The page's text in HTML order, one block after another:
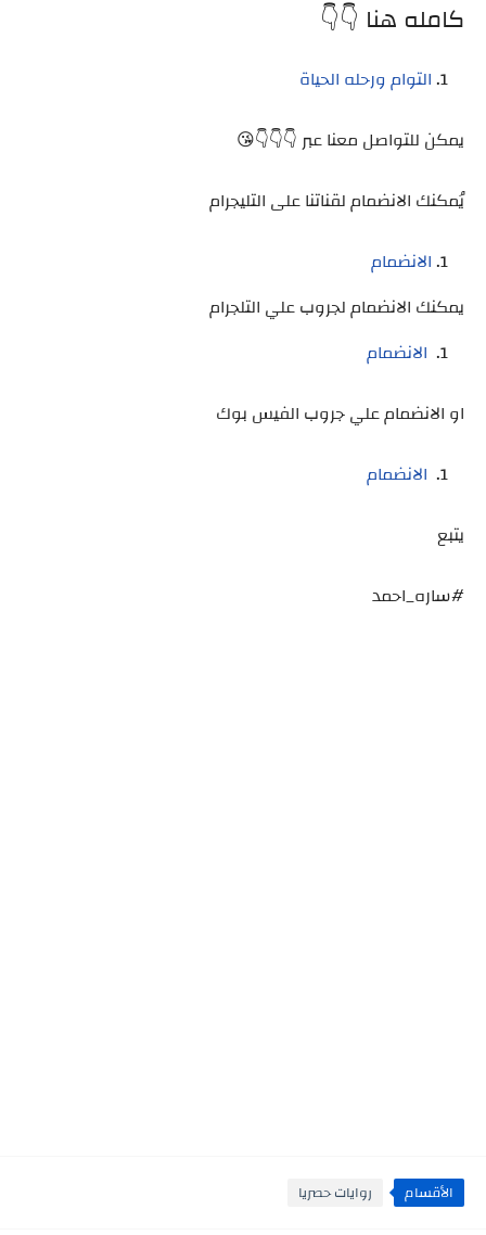
كامله هنا 👇👇
التوام ورحله الحياة
يمكن للتواصل معنا عبر 👇👇👇😘
يُمكنك الانضمام لقناتنا على التليجرام
الانضمام
يمكنك الانضمام لجروب علي التلجرام
الانضمام
او الانضمام علي جروب الفيس بوك
الانضمام
يتبع
#ساره_احمد
الأقسام روايات حصريا